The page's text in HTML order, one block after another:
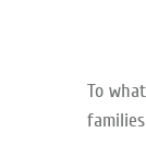
To